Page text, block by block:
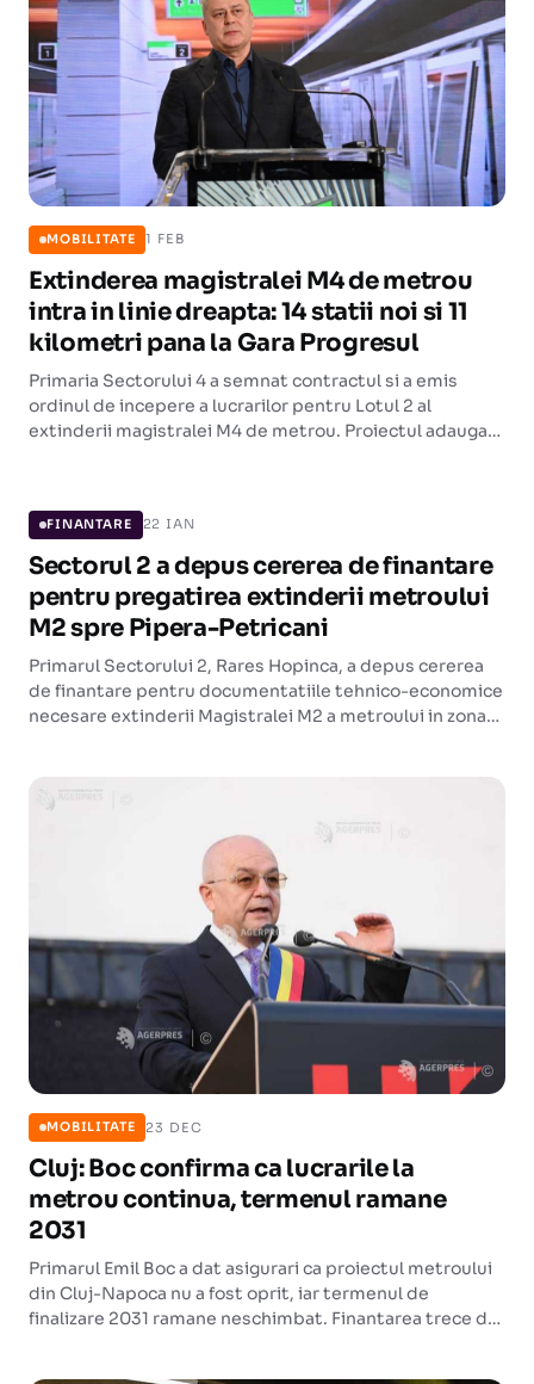
MOBILITATE 1 FEB
Extinderea magistralei M4 de metrou
intra in linie dreapta: 14 statii noi si 11
kilometri pana la Gara Progresul
Primaria Sectorului 4 a semnat contractul si a emis
ordinul de incepere a lucrarilor pentru Lotul 2 al
extinderii magistralei M4 de metrou. Proiectul adauga
FINANTARE 22 IAN
Sectorul 2 a depus cererea de finantare
pentru pregatirea extinderii metroului
M2 spre Pipera-Petricani
Primarul Sectorului 2, Rares Hopinca, a depus cererea
de finantare pentru documentatiile tehnico-economice
necesare extinderii Magistralei M2 a metroului in zona
2021-2027.
MOBILITATE 23 DEC
Cluj: Boc confirma ca lucrarile la
metrou continua, termenul ramane
2031
Primarul Emil Boc a dat asigurari ca proiectul metroului
din Cluj-Napoca nu a fost oprit, iar termenul de
finalizare 2031 ramane neschimbat. Finantarea trece de